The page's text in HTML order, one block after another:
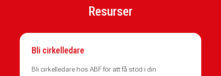
Resurser
Bli cirkelledare
Bli cirkelledare hos ABF för att få stöd i din